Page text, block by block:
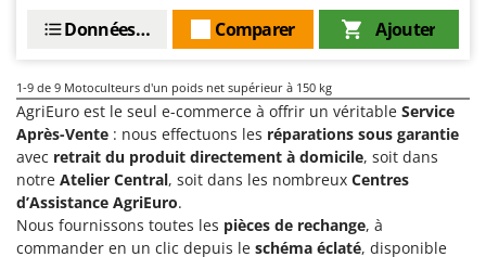
Oriental Koshin
P
Palazzetti
Palumbo Pavi
Partisani
Paterlini
Philips
Ajouter
Comparer
Données techniques
1-9 de 9 Motoculteurs d'un poids net supérieur à 150 kg
AgriEuro est le seul e-commerce à offrir un véritable Service
Après-Vente : nous effectuons les réparations sous garantie
avec retrait du produit directement à domicile, soit dans
notre Atelier Central, soit dans les nombreux Centres
d’Assistance AgriEuro.
Nous fournissons toutes les pièces de rechange, à
commander en un clic depuis le schéma éclaté, disponible